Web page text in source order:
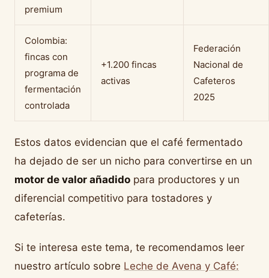
premium
Colombia:
fincas con
programa de
fermentación
controlada
+1.200 fincas
activas
Federación
Nacional de
Cafeteros
2025
Estos datos evidencian que el café fermentado
ha dejado de ser un nicho para convertirse en un
motor de valor añadido para productores y un
diferencial competitivo para tostadores y
cafeterías.
Si te interesa este tema, te recomendamos leer
nuestro artículo sobre Leche de Avena y Café: